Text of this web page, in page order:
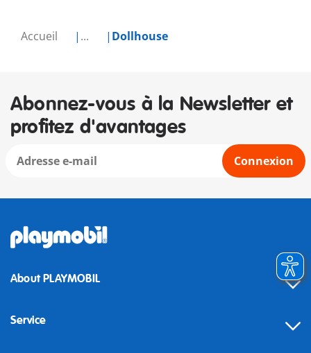
Accueil ... Dollhouse
Abonnez-vous à la Newsletter et
profitez d'avantages
Connexion
About PLAYMOBIL
Service